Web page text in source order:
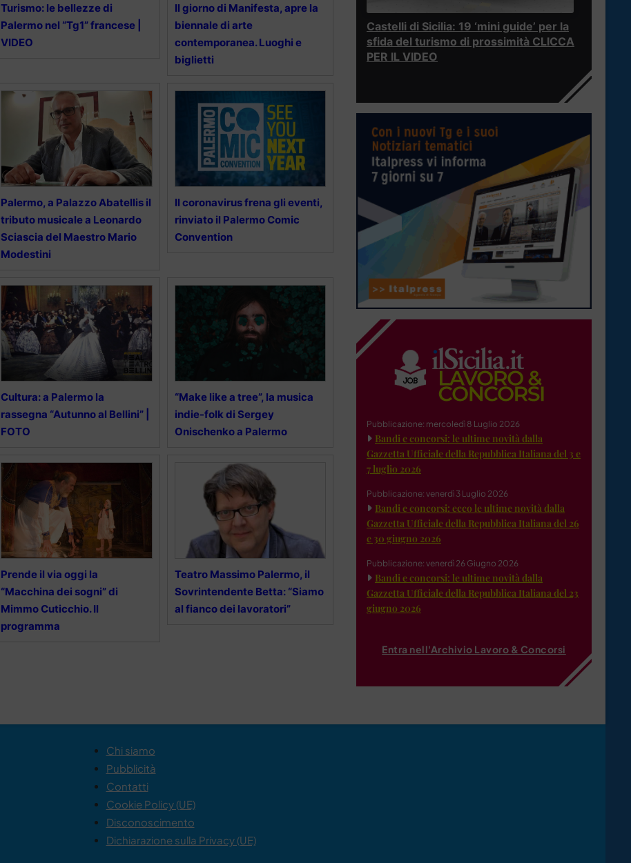
Turismo: le bellezze di
Palermo nel “Tg1” francese |
VIDEO
Il giorno di Manifesta, apre la
biennale di arte
contemporanea. Luoghi e
biglietti
Palermo, a Palazzo Abatellis il
tributo musicale a Leonardo
Sciascia del Maestro Mario
Modestini
Il coronavirus frena gli eventi,
rinviato il Palermo Comic
Convention
Cultura: a Palermo la
rassegna “Autunno al Bellini” |
FOTO
“Make like a tree”, la musica
indie-folk di Sergey
Onischenko a Palermo
Prende il via oggi la
“Macchina dei sogni” di
Mimmo Cuticchio. Il
programma
Teatro Massimo Palermo, il
Sovrintendente Betta: “Siamo
al fianco dei lavoratori”
Castelli di Sicilia: 19 ‘mini guide’ per la
sfida del turismo di prossimità CLICCA
PER IL VIDEO
Pubblicazione: mercoledì 8 Luglio 2026
Bandi e concorsi: le ultime novità dalla
Gazzetta Ufficiale della Repubblica Italiana del 3 e
7 luglio 2026
Pubblicazione: venerdì 3 Luglio 2026
Bandi e concorsi: ecco le ultime novità dalla
Gazzetta Ufficiale della Repubblica Italiana del 26
e 30 giugno 2026
Pubblicazione: venerdì 26 Giugno 2026
Bandi e concorsi: le ultime novità dalla
Gazzetta Ufficiale della Repubblica Italiana del 23
giugno 2026
Entra nell'Archivio Lavoro & Concorsi
Chi siamo
Pubblicità
Contatti
Cookie Policy (UE)
Disconoscimento
Dichiarazione sulla Privacy (UE)